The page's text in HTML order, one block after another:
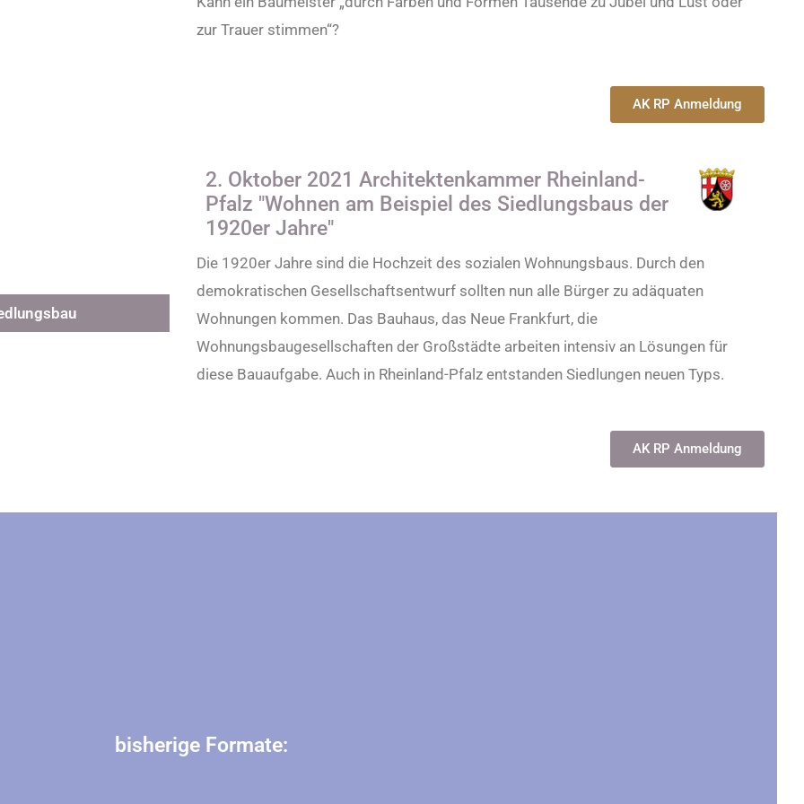
zur Trauer stimmen“?
AK RP Anmeldung
2. Oktober 2021 Architektenkammer Rheinland-
Pfalz "Wohnen am Beispiel des Siedlungsbaus der
1920er Jahre​"​
Die 1920er Jahre sind die Hochzeit des sozialen Wohnungsbaus. Durch den
demokratischen Gesellschaftsentwurf sollten nun alle Bürger zu adäquaten
Wohnungen kommen. Das Bauhaus, das Neue Frankfurt, die
Wohnungsbaugesellschaften der Großstädte arbeiten intensiv an Lösungen für
diese Bauaufgabe. Auch in Rheinland-Pfalz entstanden Siedlungen neuen Typs.
AK RP Anmeldung
bisherige Formate: